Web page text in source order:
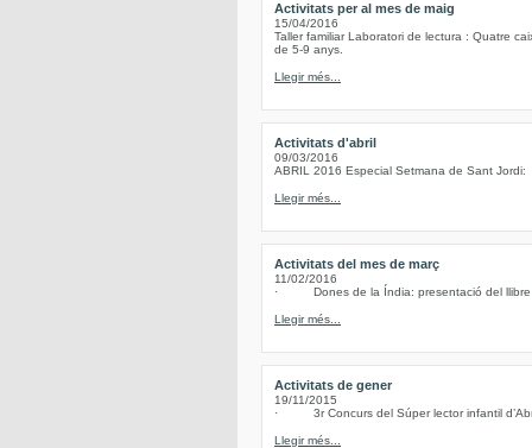
Activitats per al mes de maig
15/04/2016
Taller familiar Laboratori de lectura : Quatre
de 5-9 anys.
Llegir més...
Activitats d'abril
09/03/2016
ABRIL 2016 Especial Setmana de Sant Jordi:
Llegir més...
Activitats del mes de març
11/02/2016
· Dones de la Índia: presentació del llibre
Llegir més...
Activitats de gener
19/11/2015
· 3r Concurs del Súper lector infantil
Llegir més...